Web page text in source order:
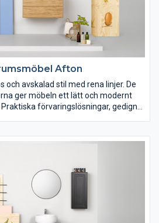
Afton
och avskalad stil med rena linjer. De
ger möbeln ett lätt och modernt
förvaringslösningar, gedigna
hem.